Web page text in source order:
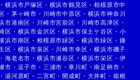
・横浜市戸塚区 ・ 横浜市鶴見区 ・相模原市中
・ 茅ヶ崎市 ・ 川崎市中原区 ・ 横浜市神奈川
市港南区 ・ 川崎市宮前区 ・ 川崎市高津区 ・
区 ・ 横浜市金沢区 ・横浜市保土ケ谷区 ・ 小
浜市南区 ・相模原市緑区 ・ 横浜市緑区 ・ 鎌
区 ・ 横浜市泉区 ・ 川崎市幸区 ・横浜市磯子
・海老名市 ・横浜市瀬谷区 ・ 横浜市栄区 ・ 伊
市 ・ 逗子市 ・ 三浦市 ・寒川町 ・南足柄市 ・
・湯河原町 ・ 二宮町 ・開成町 ・ 大井町 ・ 箱根